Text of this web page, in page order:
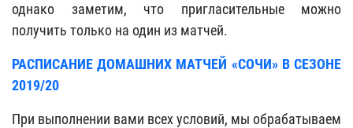
однако заметим, что пригласительные можно
получить только на один из матчей.
РАСПИСАНИЕ ДОМАШНИХ МАТЧЕЙ «СОЧИ» В СЕЗОНЕ
2019/20
При выполнении вами всех условий, мы обрабатываем